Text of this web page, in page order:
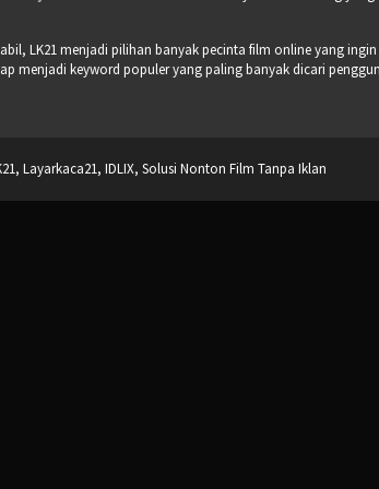
LK21 menjadi pilihan banyak pecinta film online yang
menjadi keyword populer yang paling banyak dicari
Layarkaca21, IDLIX, Solusi Nonton Film Tanpa Iklan